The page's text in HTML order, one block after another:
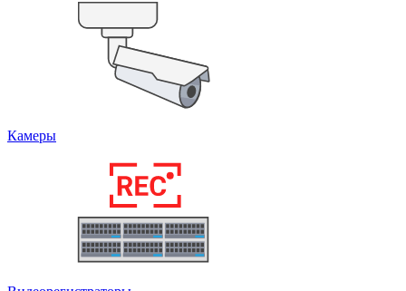
Камеры